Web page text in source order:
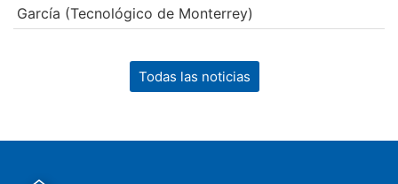
García (Tecnológico de Monterrey)
Todas las noticias